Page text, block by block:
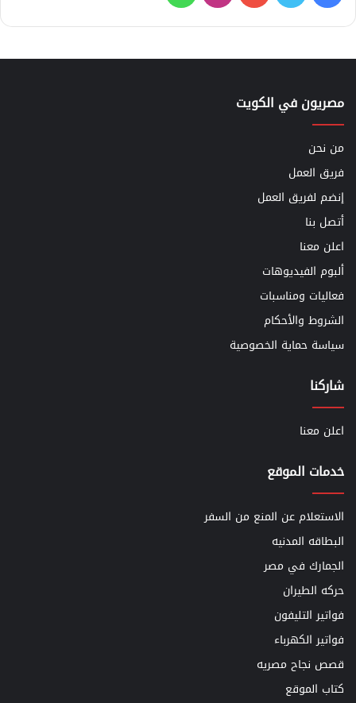
مصريون في الكويت
من نحن
فريق العمل
إنضم لفريق العمل
أتصل بنا
اعلن معنا
ألبوم الفيديوهات
فعاليات ومناسبات
الشروط والأحكام
سياسة حماية الخصوصية
شاركنا
اعلن معنا
خدمات الموقع
الاستعلام عن المنع من السفر
البطاقه المدنيه
الجمارك في مصر
حركه الطيران
فواتير التليفون
فواتير الكهرباء
قصص نجاح مصريه
كتاب الموقع